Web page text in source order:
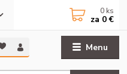
Menu
0 ks
za 0 €